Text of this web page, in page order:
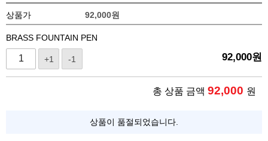
상품가 92,000원
BRASS FOUNTAIN PEN
+1 -1 92,000원
총 상품 금액 92,000 원
상품이 품절되었습니다.